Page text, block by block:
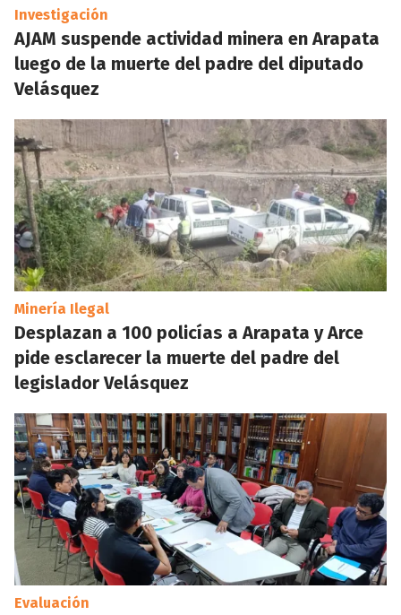
Investigación
AJAM suspende actividad minera en Arapata
luego de la muerte del padre del diputado
Velásquez
Minería Ilegal
Desplazan a 100 policías a Arapata y Arce
pide esclarecer la muerte del padre del
legislador Velásquez
Evaluación